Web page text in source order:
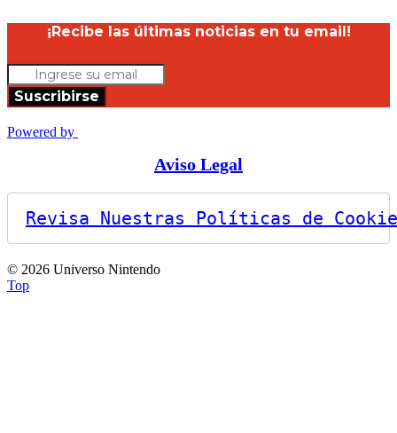
¡Recibe las últimas noticias en tu email!
Suscribirse
Powered by
Aviso Legal
Revisa Nuestras Políticas de
© 2026 Universo Nintendo
Top